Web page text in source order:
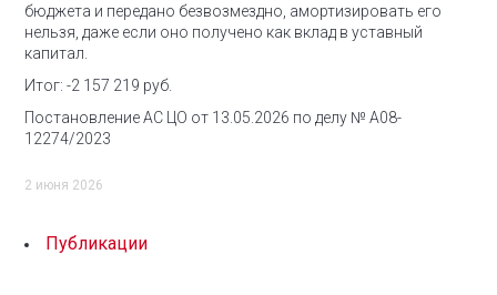
бюджета и передано безвозмездно, амортизировать его
нельзя, даже если оно получено как вклад в уставный
капитал.
Итог: -2 157 219 руб.
Постановление АС ЦО от 13.05.2026 по делу № А08-
12274/2023
2 июня 2026
Публикации